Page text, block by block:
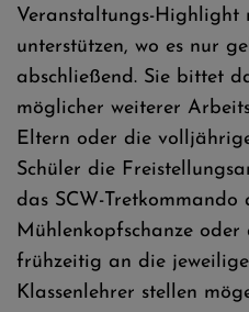
Veranstaltungs-Highlight
unterstützen, wo es nur
abschließend. Sie bittet
möglicher weiterer
Eltern oder die
Schüler die
das SCW-Tretkommando
Mühlenkopfschanze oder
frühzeitig an die
Klassenlehrer stellen